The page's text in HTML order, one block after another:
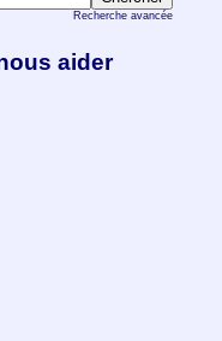
Recherche avancée
aider